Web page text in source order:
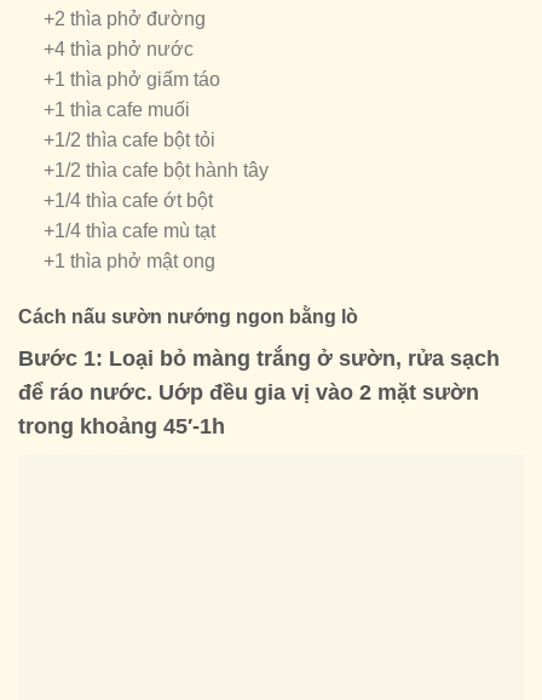
+2 thìa phở đường
+4 thìa phở nước
+1 thìa phở giấm táo
+1 thìa cafe muối
+1/2 thìa cafe bột tỏi
+1/2 thìa cafe bột hành tây
+1/4 thìa cafe ớt bột
+1/4 thìa cafe mù tạt
+1 thìa phở mật ong
Cách nấu sườn nướng ngon bằng lò
Bước 1: Loại bỏ màng trắng ở sườn, rửa sạch
để ráo nước. Uớp đều gia vị vào 2 mặt sườn
trong khoảng 45′-1h